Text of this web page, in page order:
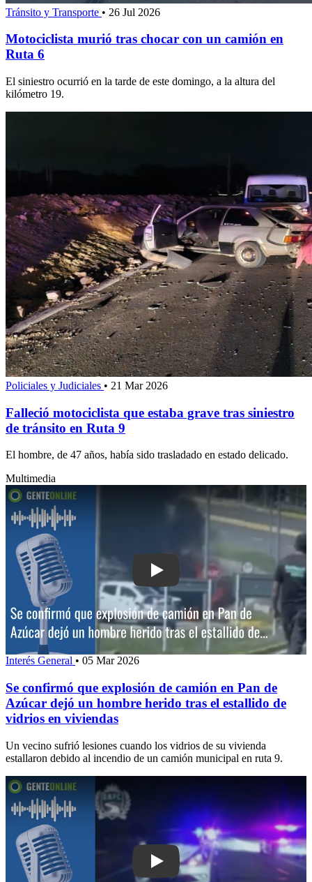
Tránsito y Transporte • 26 Jul 2026
Motociclista murió tras chocar con un camión en
Ruta 6
El siniestro ocurrió en la tarde de este domingo, a la altura del
kilómetro 19.
Policiales y Judiciales • 21 Mar 2026
Falleció motociclista que estaba grave tras siniestro
de tránsito en Ruta 9
El hombre, de 47 años, había sido trasladado en estado delicado.
Multimedia
Play: Se confirmó que explosión de
Interés General • 05 Mar 2026
Se confirmó que explosión de camión en Pan de
Azúcar dejó un hombre herido tras el estallido de
vidrios en viviendas
Un vecino sufrió lesiones cuando los vidrios de su vivienda
estallaron debido al incendio de un camión municipal en ruta 9.
Play: Imponen medidas restrictivas